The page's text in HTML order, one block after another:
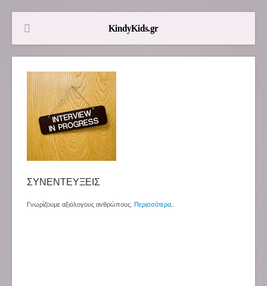
ΣΥΝΕΝΤΕΥΞΕΙΣ
Γνωρίζουμε αξιόλογους ανθρώπους. Περισσότερα